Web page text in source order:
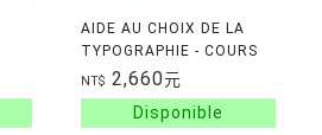
AIDE AU CHOIX DE LA
TYPOGRAPHIE - COURS
SUP.
NT$ 2,660元